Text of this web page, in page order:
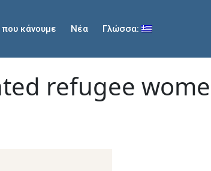
κάνουμε Νέα Γλώσσα:
refugee